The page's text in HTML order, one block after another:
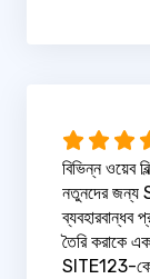
বিভিন্ন ওয়েব
নতুনদের জন্য
ব্যবহারবান্ধব
তৈরি করাকে
SITE123-কে